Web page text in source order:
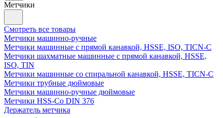
Метчики
Смотреть все товары
Метчики машинно-ручные
Метчики машинные с прямой канавкой, HSSE, ISO, TICN-C
Метчики шахматные машинные с прямой канавкой, HSSE,
ISO, TIN
Метчики машинные со спиральной канавкой, HSSE, TICN-C
Метчики трубные дюймовые
Метчики машинно-ручные дюймовые
Метчики HSS-Co DIN 376
Держатель метчика